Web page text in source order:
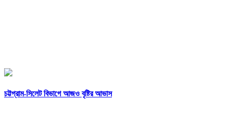
চট্টগ্রাম-সিলেট বিভাগে আজও বৃষ্টির আভাস